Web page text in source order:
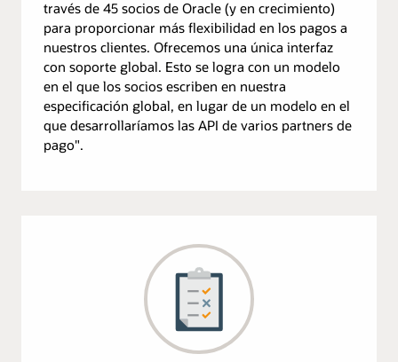
través de 45 socios de Oracle (y en crecimiento)
para proporcionar más flexibilidad en los pagos a
nuestros clientes. Ofrecemos una única interfaz
con soporte global. Esto se logra con un modelo
en el que los socios escriben en nuestra
especificación global, en lugar de un modelo en el
que desarrollaríamos las API de varios partners de
pago".